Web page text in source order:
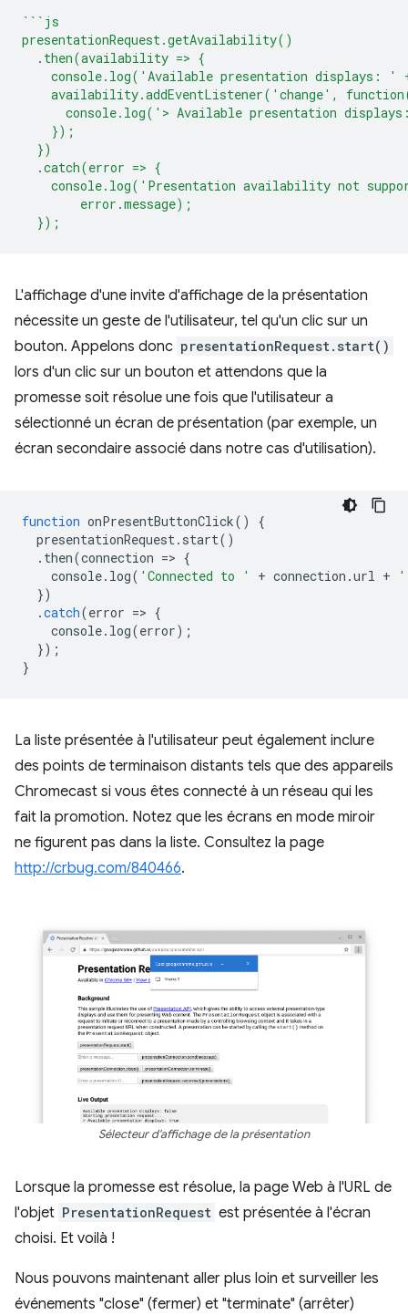
```js
presentationRequest.getAvailability()
  .then(availability => {
console.log('Available presentation displays: '
availability.addEventListener('change',
console.log('> Available presentation
    });
  })
  .catch(error => {
console.log('Presentation availability not
        error.message);
  });
L'affichage d'une invite d'affichage de la présentation
nécessite un geste de l'utilisateur, tel qu'un clic sur un
bouton. Appelons donc presentationRequest.start()
lors d'un clic sur un bouton et attendons que la
promesse soit résolue une fois que l'utilisateur a
sélectionné un écran de présentation (par exemple, un
écran secondaire associé dans notre cas d'utilisation).
function onPresentButtonClick()
{
presentationRequest. start()
. then(connection => {
console. log( 'Connected to ' + connection .url +
})
.catch(error => {
console. log(error);
});
}
La liste présentée à l'utilisateur peut également inclure
des points de terminaison distants tels que des appareils
Chromecast si vous êtes connecté à un réseau qui les
fait la promotion. Notez que les écrans en mode miroir
ne figurent pas dans la liste. Consultez la page
http://crbug.com/840466.
Sélecteur d'affichage de la présentation
Lorsque la promesse est résolue, la page Web à l'URL de
l'objet PresentationRequest est présentée à l'écran
choisi. Et voilà !
Nous pouvons maintenant aller plus loin et surveiller les
événements "close" (fermer) et "terminate" (arrêter)